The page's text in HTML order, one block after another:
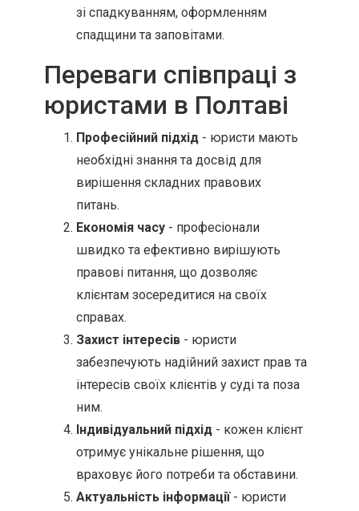
зі спадкуванням, оформленням
спадщини та заповітами.
Переваги співпраці з
юристами в Полтаві
Професійний підхід - юристи мають
необхідні знання та досвід для
вирішення складних правових
питань.
Економія часу - професіонали
швидко та ефективно вирішують
правові питання, що дозволяє
клієнтам зосередитися на своїх
справах.
Захист інтересів - юристи
забезпечують надійний захист прав та
інтересів своїх клієнтів у суді та поза
ним.
Індивідуальний підхід - кожен клієнт
отримує унікальне рішення, що
враховує його потреби та обставини.
Актуальність інформації- юристи